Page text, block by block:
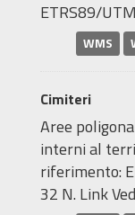
ETRS89/
WMS
Cimiteri
Aree
interni al
riferimento:
32 N. Link